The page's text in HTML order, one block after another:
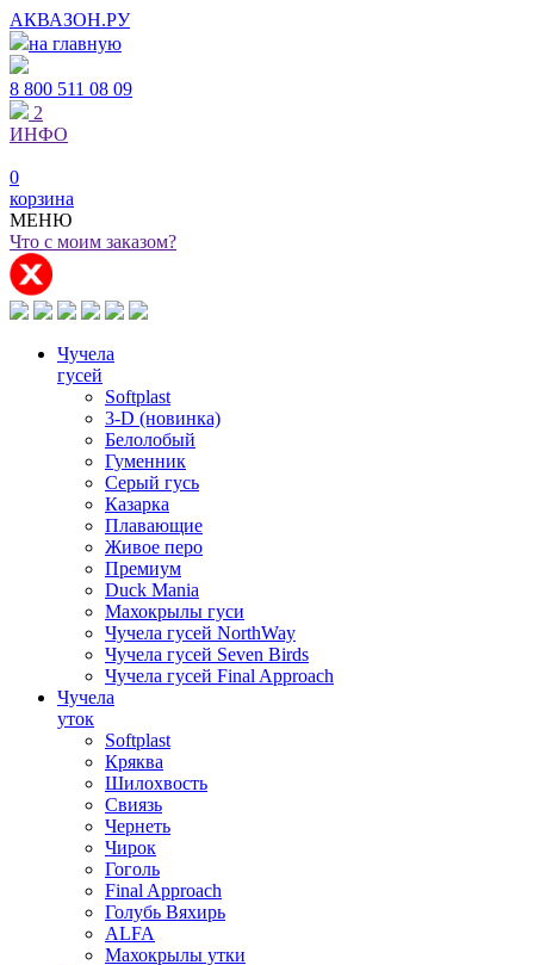
АКВАЗОН.РУ
на главную
8 800 511 08 09
2
ИНФО
0
корзина
МЕНЮ
Что с моим заказом?
Чучела
гусей
Softplast
3-D (новинка)
Белолобый
Гуменник
Серый гусь
Казарка
Плавающие
Живое перо
Премиум
Duck Mania
Махокрылы гуси
Чучела гусей NorthWay
Чучела гусей Seven Birds
Чучела гусей Final Approach
Чучела
уток
Softplast
Кряква
Шилохвость
Свиязь
Чернеть
Чирок
Гоголь
Final Approach
Голубь Вяхирь
ALFA
Махокрылы утки